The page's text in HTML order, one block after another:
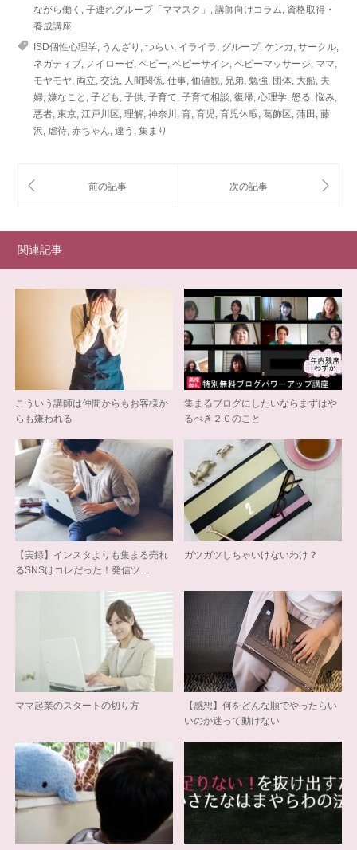
ながら働く , 子連れグループ「ママスク」 , 講師向けコラム, 資格取得・
養成講座
ISD個性心理学, うんざり , つらい, イライラ , グループ, ケンカ , サークル,
ネガティブ, ノイローゼ, ベビー, ベビーサイン, ベビーマッサージ, ママ,
モヤモヤ, 両立, 交流, 人間関係, 仕事, 価値観, 兄弟, 勉強, 団体, 大船, 夫
婦, 嫌なこと , 子ども , 子供, 子育て, 子育て相談, 復帰, 心理学, 怒る, 悩み,
悪者, 東京, 江戸川区, 理解, 神奈川 , 育, 育児, 育児休暇, 葛飾区, 蒲田 , 藤
沢, 虐待, 赤ちゃん, 違う , 集まり
関連記事
こういう講師は仲間からもお客様か
らも嫌われる
集まるブログにしたいならまずはや
るべき２０のこと
【実録】インスタよりも集まる売れ
るSNSはコレだった！発信ツ…
ガツガツしちゃいけないわけ？
ママ起業のスタートの切り方
【感想】何をどんな順でやったらい
いのか迷って動けない